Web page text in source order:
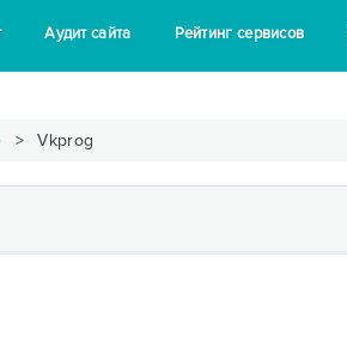
Аудит сайта Рейтинг сервисов
Vkprog